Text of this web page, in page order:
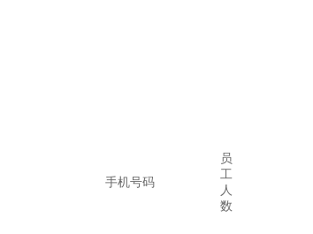
手机号码
员
工
人
数